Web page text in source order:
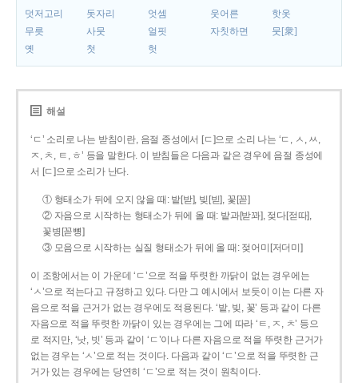
덧저고리 돗자리 엇셈 웃어른
핫옷
무릇
사뭇 얼핏 자칫하면
뭇[衆]
옛
첫 헛
해설
‘ㄷ’ 소리로 나는 받침이란, 음절 종성에서 [ㄷ]으로 소리 나는 ‘ㄷ, ㅅ, ㅆ,
ㅈ, ㅊ, ㅌ, ㅎ’ 등을 말한다. 이 받침들은 다음과 같은 경우에 음절 종성에
서 [ㄷ]으로 소리가 난다.
① 형태소가 뒤에 오지 않을 때: 밭[받], 빚[빋], 꽃[꼳]
② 자음으로 시작하는 형태소가 뒤에 올 때: 밭과[받꽈], 젖다[젇따],
꽃병[꼳뼝]
③ 모음으로 시작하는 실질 형태소가 뒤에 올 때: 젖어미[저더미]
이 조항에서는 이 가운데 ‘ㄷ’으로 적을 뚜렷한 까닭이 없는 경우에는
‘ㅅ’으로 적는다고 규정하고 있다. 다만 그 예시에서 보듯이 이는 다른 자
음으로 적을 근거가 없는 경우에도 적용된다. ‘밭, 빚, 꽃’ 등과 같이 다른
자음으로 적을 뚜렷한 까닭이 있는 경우에는 그에 따라 ‘ㅌ, ㅈ, ㅊ’ 등으
로 적지만, ‘낫, 빗’ 등과 같이 ‘ㄷ’이나 다른 자음으로 적을 뚜렷한 근거가
없는 경우는 ‘ㅅ’으로 적는 것이다. 다음과 같이 ‘ㄷ’으로 적을 뚜렷한 근
거가 있는 경우에는 당연히 ‘ㄷ’으로 적는 것이 원칙이다.